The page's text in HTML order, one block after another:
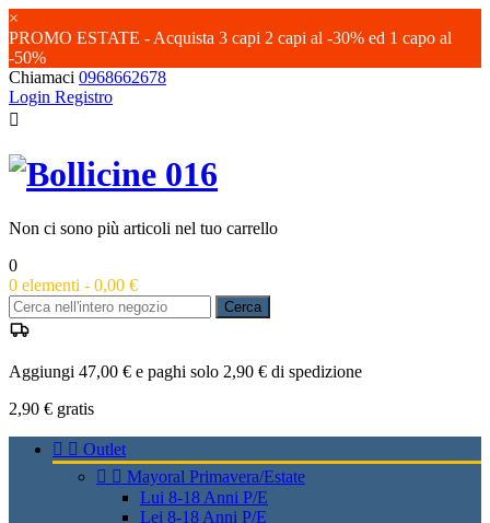
×
PROMO ESTATE - Acquista 3 capi 2 capi al -30% ed 1 capo al
-50%
Chiamaci 0968662678
Login Registro

Non ci sono più articoli nel tuo carrello
0
0 elementi - 0,00 €
Cerca
Aggiungi 47,00 € e paghi solo 2,90 € di spedizione
2,90 € gratis
  Outlet
  Mayoral Primavera/Estate
Lui 8-18 Anni P/E
Lei 8-18 Anni P/E